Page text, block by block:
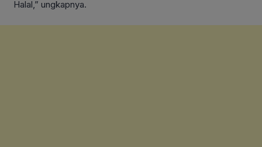
Halal,” ungkapnya.